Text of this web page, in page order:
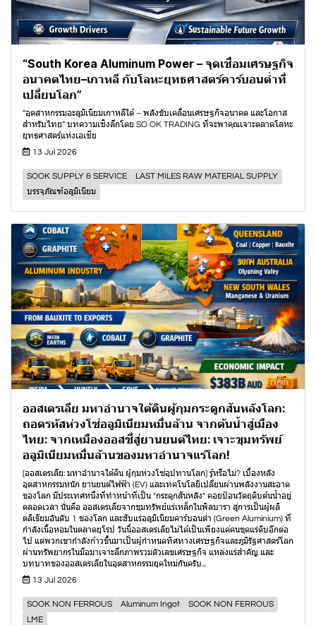
“South Korea Aluminum Power – จุดเชื่อมเศรษฐกิจ
อนาคตไทย–เกาหลี กับโลหะยุทธศาสตร์คาร์บอนต่ำที่
เปลี่ยนโลก”
“อุตสาหกรรมอะลูมิเนียมเกาหลีใต้ – พลังขับเคลื่อนเศรษฐกิจอนาคต และโอกาส
สำหรับไทย” บทความเชิงลึกโดย SO OK TRADING ที่จะพาคุณเจาะตลาดโลหะ
ยุทธศาสตร์แห่งเอเชีย
13 Jul 2026
SOOK SUPPLY & SERVICE
LAST MILES RAW MATERIAL SUPPLY
บรรจุภัณฑ์อลูมิเนียม
ออสเตรเลีย มหาอำนาจใต้ดินผู้กุมกระดูกสันหลังโลก:
ถอดรหัสห่วงโซ่อลูมิเนียมหมื่นล้าน จากต้นน้ำสู่เมือง
ไทย: จากเหมืองออสซี่สู่ยานยนต์ไทย: เจาะขุมทรัพย์
อลูมิเนียมหมื่นล้านของมหาอำนาจแร่โลก!
[ออสเตรเลีย: มหาอำนาจใต้ดิน ผู้กุมห่วงโซ่อุปทานโลก] รู้หรือไม่? เบื้องหลัง
อุตสาหกรรมหนัก ยานยนต์ไฟฟ้า (EV) และเทคโนโลยีเปลี่ยนผ่านพลังงานสะอาด
ของโลก มีประเทศหนึ่งที่ทำหน้าที่เป็น "กระดูกสันหลัง" คอยป้อนวัตถุดิบต้นน้ำอยู่
ตลอดเวลา นั่นคือ ออสเตรเลียจากขุมทรัพย์แร่เหล็กในพิลบารา สู่การเป็นผู้ผลิ
ตลิเธียมอันดับ 1 ของโลก และฮับแร่อลูมิเนียมคาร์บอนต่ำ (Green Aluminium) ที่
กำลังเนื้อหอมในตลาดยุโรป วันนี้ออสเตรเลียไม่ได้เป็นเพียงแค่คนขุดแร่ดิบอีกต่อ
ไป แต่พวกเขากำลังก้าวขึ้นมาเป็นผู้กำหนดทิศทางเศรษฐกิจและภูมิรัฐศาสตร์โลก
ผ่านทรัพยากรในมือมาเจาะลึกภาพรวมตัวเลขเศรษฐกิจ แหล่งแร่สำคัญ และ
บทบาทของออสเตรเลียในอุตสาหกรรมยุคใหม่กันครับ...
13 Jul 2026
SOOK NON FERROUS Aluminum Ingot
SOOK NON FERROUS
LME